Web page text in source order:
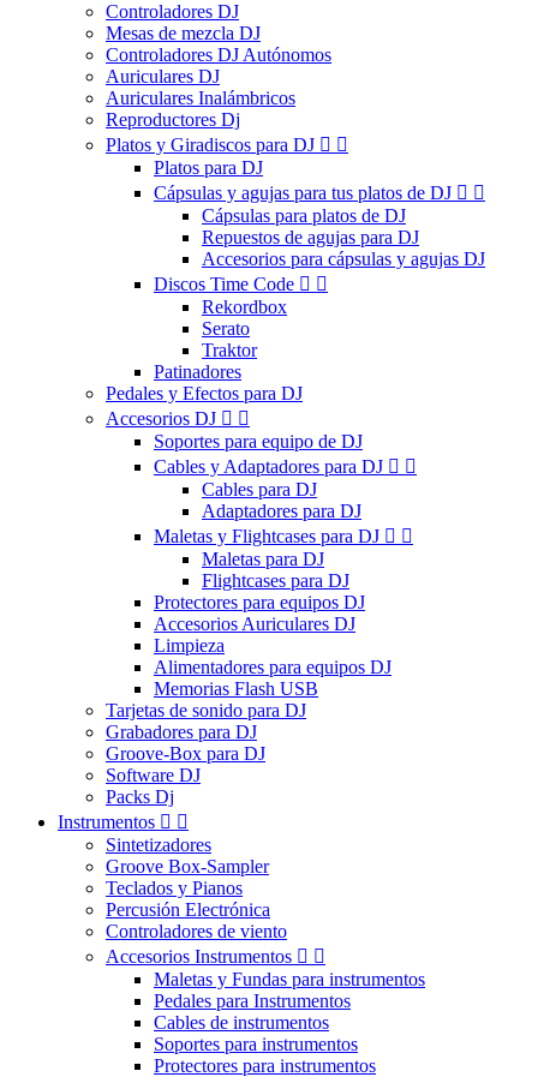
Controladores DJ
Mesas de mezcla DJ
Controladores DJ Autónomos
Auriculares DJ
Auriculares Inalámbricos
Reproductores Dj
Platos y Giradiscos para DJ  
Platos para DJ
Cápsulas y agujas para tus platos de DJ  
Cápsulas para platos de DJ
Repuestos de agujas para DJ
Accesorios para cápsulas y agujas DJ
Discos Time Code  
Rekordbox
Serato
Traktor
Patinadores
Pedales y Efectos para DJ
Accesorios DJ  
Soportes para equipo de DJ
Cables y Adaptadores para DJ  
Cables para DJ
Adaptadores para DJ
Maletas y Flightcases para DJ  
Maletas para DJ
Flightcases para DJ
Protectores para equipos DJ
Accesorios Auriculares DJ
Limpieza
Alimentadores para equipos DJ
Memorias Flash USB
Tarjetas de sonido para DJ
Grabadores para DJ
Groove-Box para DJ
Software DJ
Packs Dj
Instrumentos  
Sintetizadores
Groove Box-Sampler
Teclados y Pianos
Percusión Electrónica
Controladores de viento
Accesorios Instrumentos  
Maletas y Fundas para instrumentos
Pedales para Instrumentos
Cables de instrumentos
Soportes para instrumentos
Protectores para instrumentos